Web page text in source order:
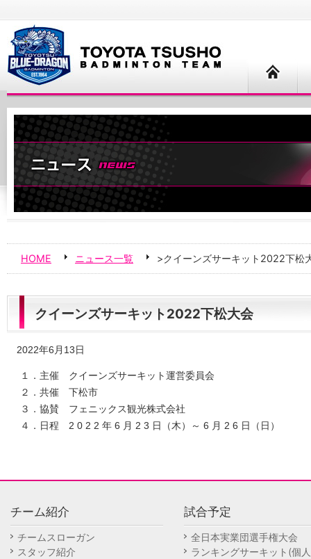
HOME ニュース一覧 >クイーンズサーキット2022下松
クイーンズサーキット2022下松大会
2022年6月13日
１．主催 クイーンズサーキット運営委員会
２．共催 下松市
３．協賛 フェニックス観光株式会社
４．日程 2 0 2 2 年 6 月 2 3 日（木）～ 6 月 2 6 日（日）
チーム紹介
チームスローガン
スタッフ紹介
試合予定
全日本実業団選手権大会
ランキングサーキット(個